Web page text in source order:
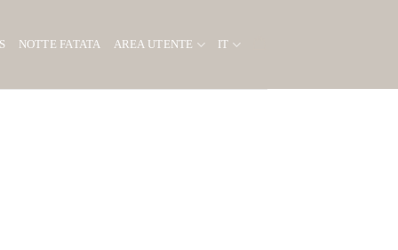
NOTTE FATATA AREA UTENTE IT